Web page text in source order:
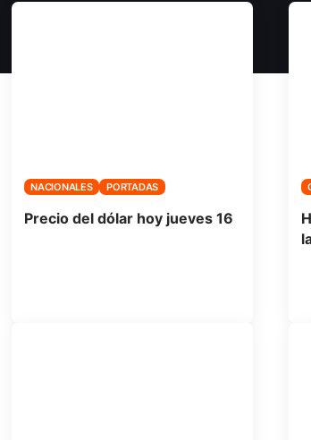
NACIONALES PORTADAS
Precio del dólar hoy jueves 16